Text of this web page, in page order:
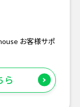
お客様サポ
ら